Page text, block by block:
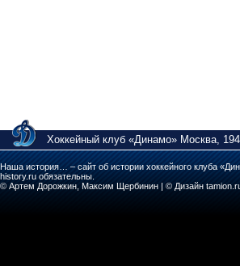
Хоккейный клуб «Динамо» Москва,
Наша история… – сайт об истории хоккейного клуба
history.ru обязательны.
© Артем Дорожкин, Максим Щербинин | © Дизайн